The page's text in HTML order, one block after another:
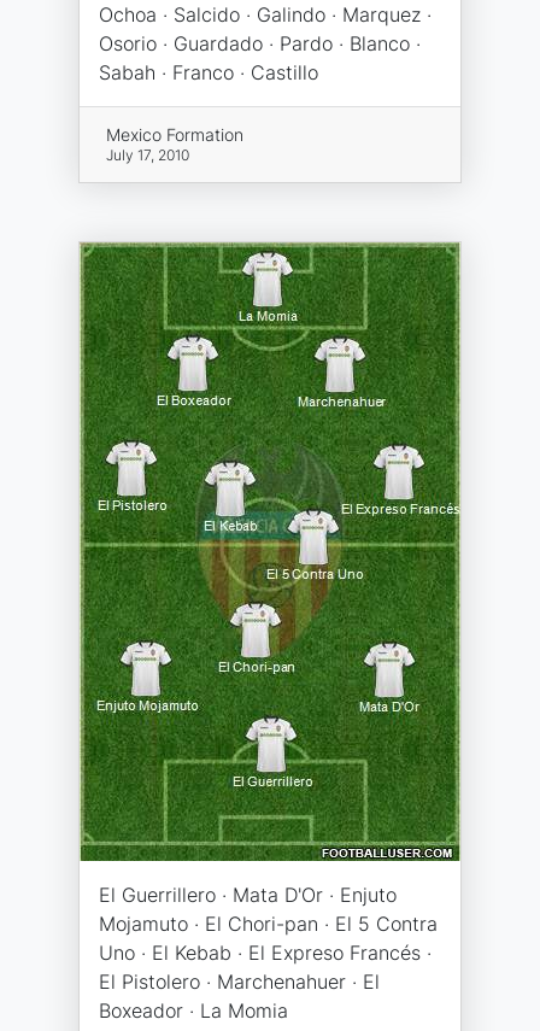
Ochoa · Salcido · Galindo · Marquez ·
Osorio · Guardado · Pardo · Blanco ·
Sabah · Franco · Castillo
Mexico Formation
July 17, 2010
El Guerrillero · Mata D'Or · Enjuto
Mojamuto · El Chori-pan · El 5 Contra
Uno · El Kebab · El Expreso Francés ·
El Pistolero · Marchenahuer · El
Boxeador · La Momia